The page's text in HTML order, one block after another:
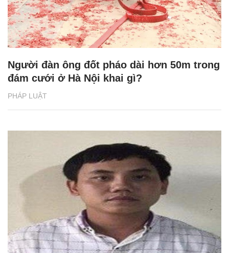
PHÁP LUẬT
Người đàn ông đốt pháo dài hơn 50m trong
đám cưới ở Hà Nội khai gì?